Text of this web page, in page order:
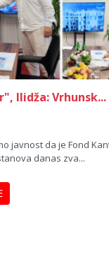
Ilidža: Vrhunsk...
javnost da je Fond
danas zva...